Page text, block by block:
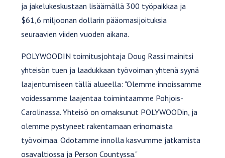
ja jakelukeskustaan lisäämällä 300 työpaikkaa ja
$61,6 miljoonan dollarin pääomasijoituksia
seuraavien viiden vuoden aikana.
POLYWOODIN toimitusjohtaja Doug Rassi mainitsi
yhteisön tuen ja laadukkaan työvoiman yhtenä syynä
laajentumiseen tällä alueella: "Olemme innoissamme
voidessamme laajentaa toimintaamme Pohjois-
Carolinassa. Yhteisö on omaksunut POLYWOODin, ja
olemme pystyneet rakentamaan erinomaista
työvoimaa. Odotamme innolla kasvumme jatkamista
osavaltiossa ja Person Countyssa."